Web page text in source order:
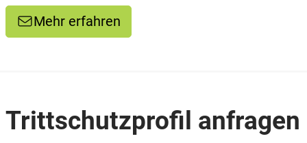
Mehr erfahren
Trittschutzprofil anfragen